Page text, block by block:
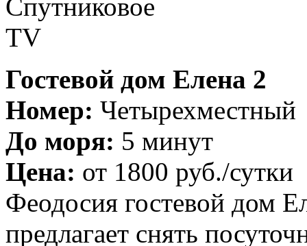
Гостевой дом Елена 2
Номер: Четырехместный
До моря: 5 минут
Цена: от 1800 руб./сутки
Феодосия гостевой дом
предлагает снять